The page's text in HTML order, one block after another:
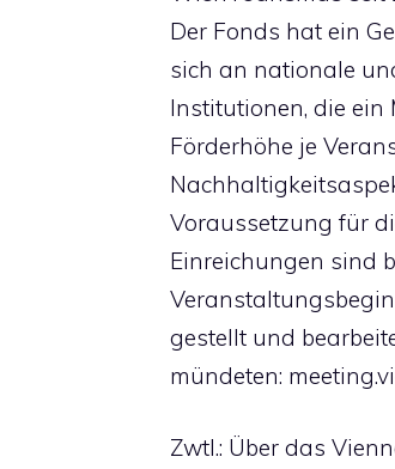
Der Fonds hat ein
sich an nationale
Institutionen, die ein
Förderhöhe je
Voraussetzung für
Einreichungen sind
gestellt und
mündeten:
Zwtl.: Über das